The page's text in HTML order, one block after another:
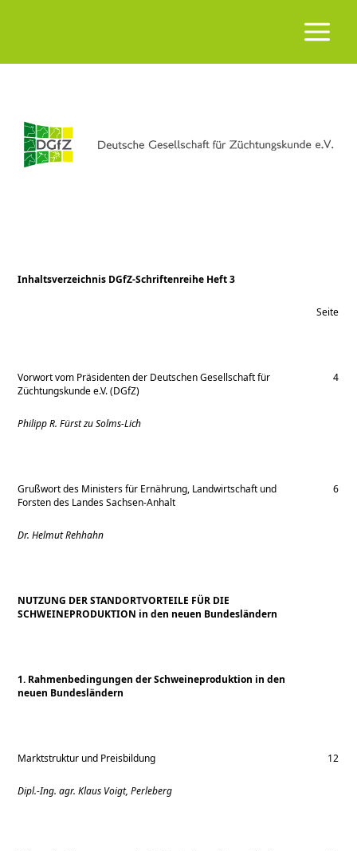
Inhaltsverzeichnis DGfZ-Schriftenreihe Heft 3
Seite
Vorwort vom Präsidenten der Deutschen Gesellschaft für
Züchtungskunde e.V. (DGfZ)
4
Philipp R. Fürst zu Solms-Lich
Grußwort des Ministers für Ernährung, Landwirtschaft und
Forsten des Landes Sachsen-Anhalt
6
Dr. Helmut Rehhahn
NUTZUNG DER STANDORTVORTEILE FÜR DIE
SCHWEINEPRODUKTION in den neuen Bundesländern
1. Rahmenbedingungen der Schweineproduktion in den
neuen Bundesländern
Marktstruktur und Preisbildung 12
Dipl.-Ing. agr.Klaus Voigt, Perleberg